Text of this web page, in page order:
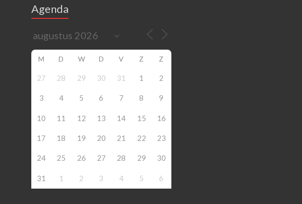
Agenda
M D W D V Z Z
27 28 29 30 31 1 2
3 4 5 6 7 8 9
10 11 12 13 14 15 16
17 18 19 20 21 22 23
24 25 26 27 28 29 30
31 1 2 3 4 5 6